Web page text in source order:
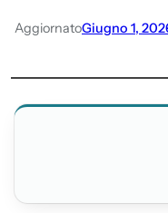
AggiornatoGiugno 1,